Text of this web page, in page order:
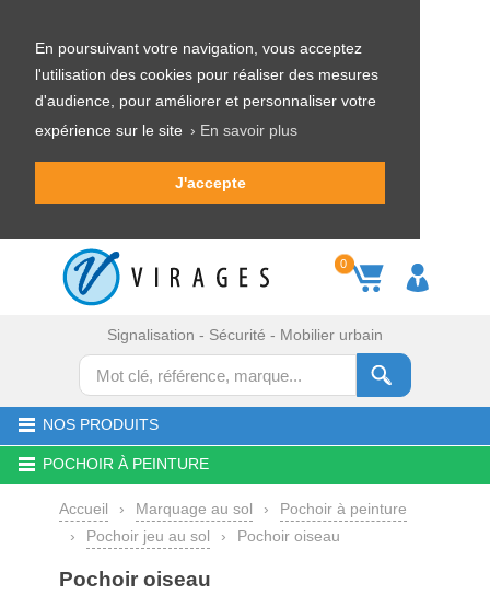
En poursuivant votre navigation, vous acceptez
l'utilisation des cookies pour réaliser des mesures
d'audience, pour améliorer et personnaliser votre
expérience sur le site › En savoir plus
J'accepte
0
Signalisation - Sécurité - Mobilier urbain
NOS PRODUITS
POCHOIR À PEINTURE
Accueil › Marquage au sol ›
Pochoir à peinture
›
Pochoir jeu au sol › Pochoir oiseau
Pochoir oiseau